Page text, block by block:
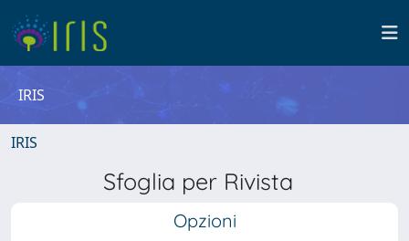
IRIS
IRIS
Sfoglia per Rivista
Opzioni